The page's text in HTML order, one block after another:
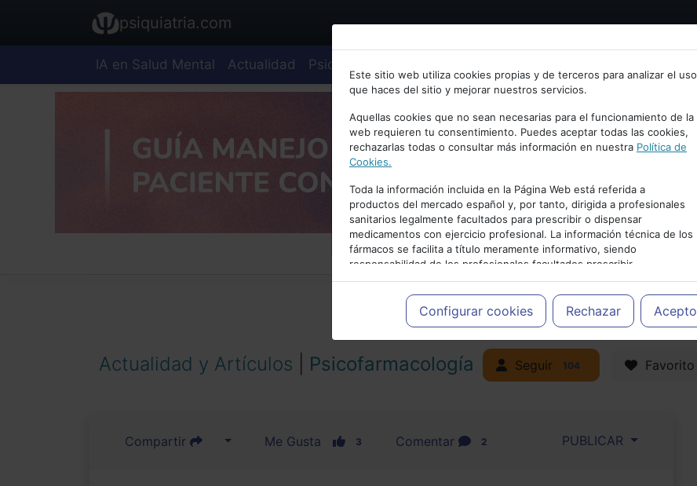
Bienvenid@ a psiquiatria.com
Escribe tu Email
Accede o regístrate con tu email.
Cancelar
psiquiatria.com
IA en Salud Mental Actualidad Psiquiatría
Este sitio web utiliza cookies propias y de terceros para analizar el uso
que haces del sitio y mejorar nuestros servicios.
Aquellas cookies que no sean necesarias para el funcionamiento de la
web requieren tu consentimiento. Puedes aceptar todas las cookies,
rechazarlas todas o consultar más información en nuestra Política de
Cookies.
Toda la información incluida en la Página Web está referida a
productos del mercado español y, por tanto, dirigida a profesionales
sanitarios legalmente facultados para prescribir o dispensar
medicamentos con ejercicio profesional. La información técnica de los
fármacos se facilita a título meramente informativo, siendo
responsabilidad de los profesionales facultados prescribir
medicamentos y decidir, en cada caso concreto, el tratamiento más
adecuado a las necesidades del paciente.
Configurar cookies Rechazar Acepto
PUBLICIDAD
Actualidad y Artículos Psicofarmacología Seguir 104 Favorito
Compartir Me Gusta 3 Comentar 2 PUBLICAR